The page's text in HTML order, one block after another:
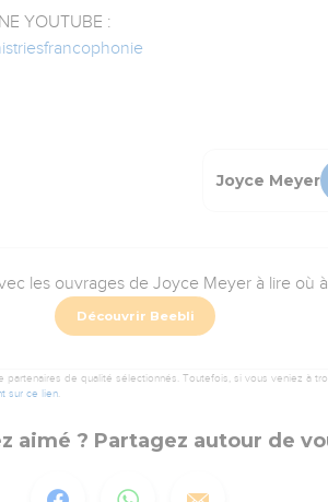
YOUTUBE :
Joyce Meyer
les ouvrages de Joyce Meyer à lire où
Découvrir Beebli
de qualité sélectionnés. Toutefois, si vous veniez à
sur ce lien.
aimé ? Partagez autour de